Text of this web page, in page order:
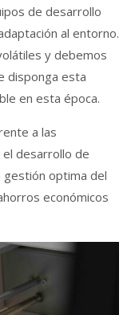
de desarrollo
al entorno.
y debemos
disponga esta
en esta época.
a las
desarrollo de
optima del
económicos